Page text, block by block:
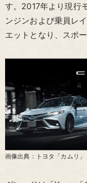
す。2017年より現行
ンジンおよび乗員レ
エットとなり、スポ
画像出典：トヨタ「カムリ」